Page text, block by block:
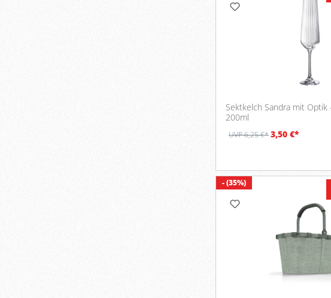
Sektkelch Sandra mit Optik
200ml
UVP 6,25 €*3,50 €*
- (35%)